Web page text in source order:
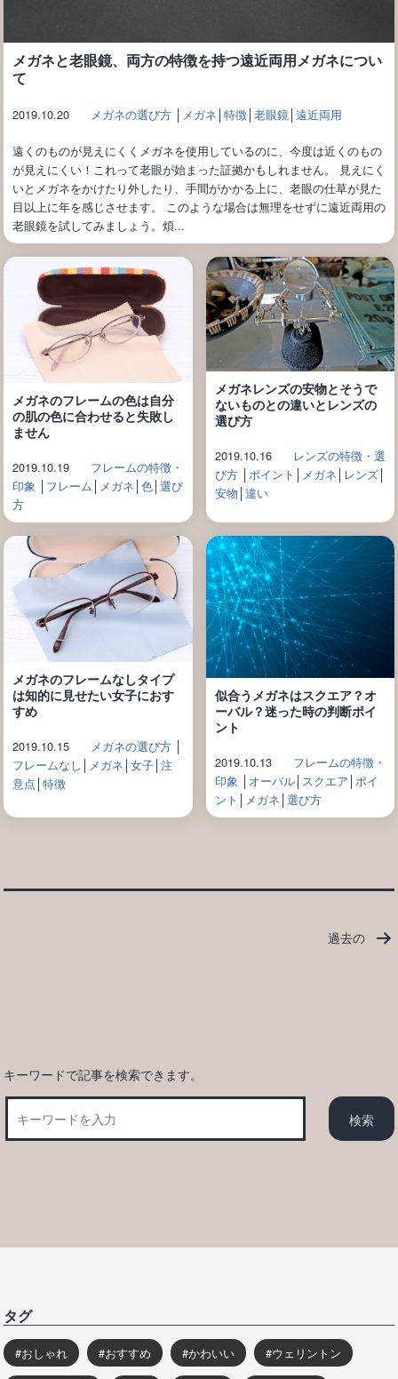
メガネと老眼鏡、両方の特徴を持つ遠近両用メガネについ
て
2019.10.20 メガネの選び方│ メガネ 特徴│ 老眼鏡│ 遠近両用
遠くのものが見えにくくメガネを使用しているのに、今度は近くのもの
が見えにくい！これって老眼が始まった証拠かもしれません。 見えにく
いとメガネをかけたり外したり、手間がかかる上に、老眼の仕草が見た
目以上に年を感じさせます。 このような場合は無理をせずに遠近両用の
老眼鏡を試してみましょう。煩...
メガネのフレームの色は自分
の肌の色に合わせると失敗し
ません
2019.10.19
フレームの特徴・
印象
フレーム メガネ 色│ 選び
方
メガネレンズの安物とそうで
ないものとの違いとレンズの
選び方
2019.10.16
レンズの特徴・選
び方│ ポイント │ メガネ │ レンズ│
安物 │ 違い
メガネのフレームなしタイプ
は知的に見せたい女子におす
すめ
2019.10.15 メガネの選び方│
フレームなし │ メガネ │ 女子│ 注
意点 │ 特徴
似合うメガネはスクエア？オ
ーバル？迷った時の判断ポイ
ント
2019.10.13
フレームの特徴・
印象 │ オーバル│ スクエア │ ポイ
ント │ メガネ │ 選び方
り
過去の
キーワードで記事を検索できます。
タグ
おしゃれ おすすめ かわいい ウェリントン